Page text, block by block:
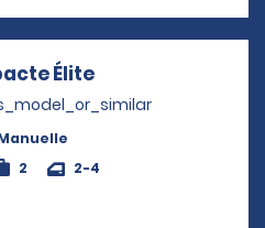
Élite
2 2-4